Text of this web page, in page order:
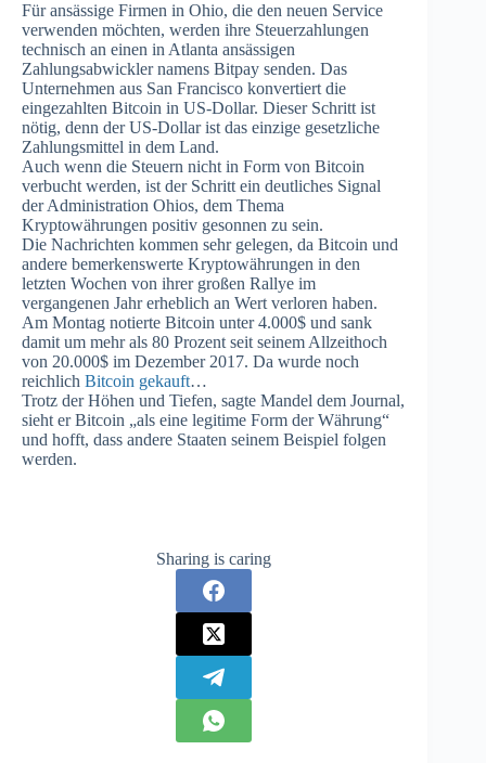
Für ansässige Firmen in Ohio, die den neuen Service
verwenden möchten, werden ihre Steuerzahlungen
technisch an einen in Atlanta ansässigen
Zahlungsabwickler namens Bitpay senden. Das
Unternehmen aus San Francisco konvertiert die
eingezahlten Bitcoin in US-Dollar. Dieser Schritt ist
nötig, denn der US-Dollar ist das einzige gesetzliche
Zahlungsmittel in dem Land.
Auch wenn die Steuern nicht in Form von Bitcoin
verbucht werden, ist der Schritt ein deutliches Signal
der Administration Ohios, dem Thema
Kryptowährungen positiv gesonnen zu sein.
Die Nachrichten kommen sehr gelegen, da Bitcoin und
andere bemerkenswerte Kryptowährungen in den
letzten Wochen von ihrer großen Rallye im
vergangenen Jahr erheblich an Wert verloren haben.
Am Montag notierte Bitcoin unter 4.000$ und sank
damit um mehr als 80 Prozent seit seinem Allzeithoch
von 20.000$ im Dezember 2017. Da wurde noch
reichlich Bitcoin gekauft…
Trotz der Höhen und Tiefen, sagte Mandel dem Journal,
sieht er Bitcoin „als eine legitime Form der Währung“
und hofft, dass andere Staaten seinem Beispiel folgen
werden.
Sharing is caring